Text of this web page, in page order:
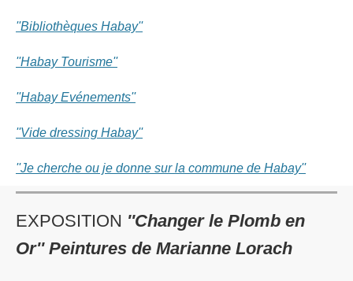
''Bibliothèques Habay''
''Habay Tourisme''
''Habay Evénements''
''Vide dressing Habay''
''Je cherche ou je donne sur la commune de Habay''
EXPOSITION ''Changer le Plomb en
Or'' Peintures de Marianne Lorach